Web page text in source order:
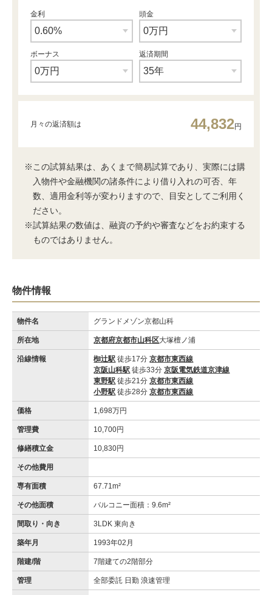
金利 頭金
ボーナス 返済期間
月々の返済額は 44,832円
※この試算結果は、あくまで簡易試算であり、実際には購
入物件や金融機関の諸条件により借り入れの可否、年
数、適用金利等が変わりますので、目安としてご利用く
ださい。
※試算結果の数値は、融資の予約や審査などをお約束する
ものではありません。
物件情報
物件名 グランドメゾン京都山科
所在地 京都府京都市山科区大塚檀ノ浦
沿線情報 椥辻駅 徒歩17分京都市東西線
京阪山科駅 徒歩33分京阪電気鉄道京津線
東野駅 徒歩21分京都市東西線
小野駅 徒歩28分京都市東西線
価格 1,698万円
管理費 10,700円
修繕積立金 10,830円
その他費用
専有面積 67.71m²
その他面積 バルコニー面積：9.6m²
間取り・向き 3LDK 東向き
築年月 1993年02月
階建/階 7階建ての2階部分
管理 全部委託 日勤 浪速管理